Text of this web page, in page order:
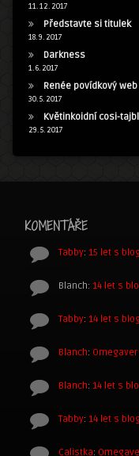
11. 12. 2017
Představte si titulek
18. 9. 2017
Darkness
1. 6. 2017
Renée povídkový web
30. 5. 2017
Květinkoidní cosi-tajbl
29. 5. 2017
KOMENTÁŘE
Tabby: 15 let s
Blanch: 14 let s
Tabby: 14 let s
Blanch:
Blanch: 14 let s
Tabby: 14 let s
Calistka: